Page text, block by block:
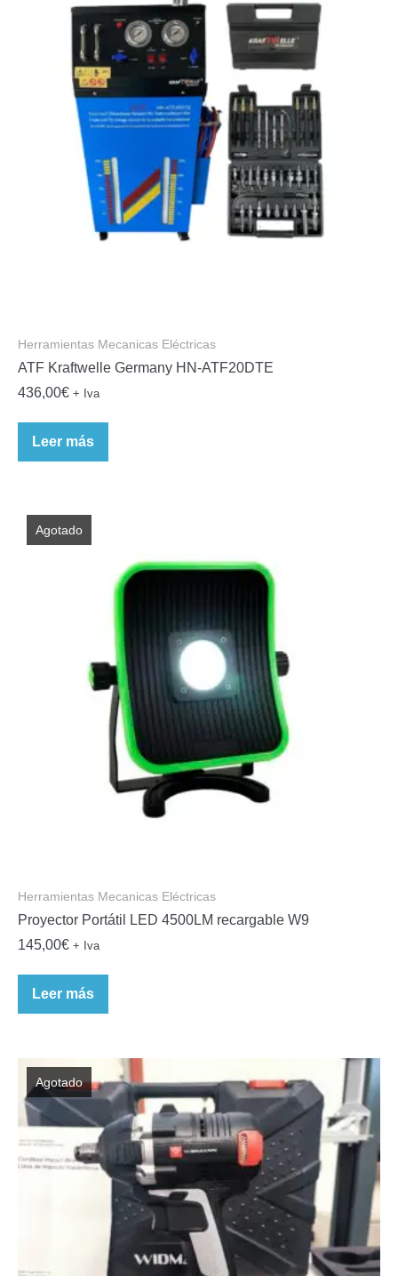
Herramientas Mecanicas Eléctricas
ATF Kraftwelle Germany HN-ATF20DTE
436,00€ + Iva
Leer más
Agotado
Herramientas Mecanicas Eléctricas
Proyector Portátil LED 4500LM recargable W9
145,00€ + Iva
Leer más
Agotado